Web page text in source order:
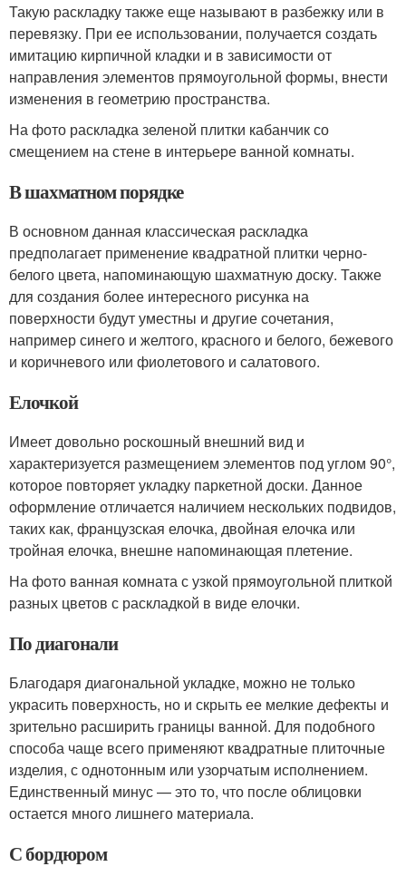
Такую раскладку также еще называют в разбежку или в
перевязку. При ее использовании, получается создать
имитацию кирпичной кладки и в зависимости от
направления элементов прямоугольной формы, внести
изменения в геометрию пространства.
На фото раскладка зеленой плитки кабанчик со
смещением на стене в интерьере ванной комнаты.
В шахматном порядке
В основном данная классическая раскладка
предполагает применение квадратной плитки черно-
белого цвета, напоминающую шахматную доску. Также
для создания более интересного рисунка на
поверхности будут уместны и другие сочетания,
например синего и желтого, красного и белого, бежевого
и коричневого или фиолетового и салатового.
Елочкой
Имеет довольно роскошный внешний вид и
характеризуется размещением элементов под углом 90°,
которое повторяет укладку паркетной доски. Данное
оформление отличается наличием нескольких подвидов,
таких как, французская елочка, двойная елочка или
тройная елочка, внешне напоминающая плетение.
На фото ванная комната с узкой прямоугольной плиткой
разных цветов с раскладкой в виде елочки.
По диагонали
Благодаря диагональной укладке, можно не только
украсить поверхность, но и скрыть ее мелкие дефекты и
зрительно расширить границы ванной. Для подобного
способа чаще всего применяют квадратные плиточные
изделия, с однотонным или узорчатым исполнением.
Единственный минус — это то, что после облицовки
остается много лишнего материала.
С бордюром